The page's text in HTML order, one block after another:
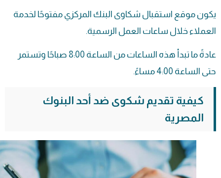
يكون موقع استقبال شكاوى البنك المركزي مفتوحًا لخدمة
العملاء خلال ساعات العمل الرسمية.
عادةً ما تبدأ هذه الساعات من الساعة 8:00 صباحًا وتستمر
حتى الساعة 4:00 مساءً.
كيفية تقديم شكوى ضد أحد البنوك
المصرية